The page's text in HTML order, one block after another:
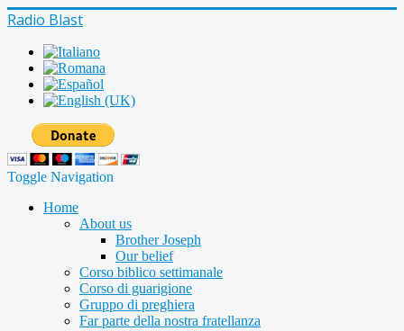
Radio Blast
Toggle Navigation
Home
About us
Brother Joseph
Our belief
Corso biblico settimanale
Corso di guarigione
Gruppo di preghiera
Far parte della nostra fratellanza